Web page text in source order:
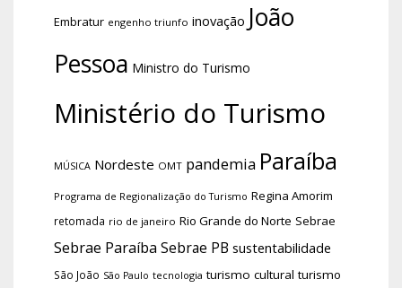
Embratur engenho triunfo inovação João
Pessoa Ministro do Turismo
Ministério do Turismo
MÚSICA Nordeste OMT pandemia Paraíba
Programa de Regionalização do Turismo Regina Amorim
retomada rio de janeiro Rio Grande do Norte Sebrae
Sebrae Paraíba Sebrae PB sustentabilidade
São João São Paulo tecnologia turismo cultural turismo